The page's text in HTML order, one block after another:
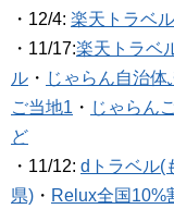
・12/4: 楽天トラベ
・11/17:楽天トラベ
ル ・ じゃらん自治
ご当地1 ・ じゃらん
ど
・11/12: dトラベル(
県) ・ Relux全国10%